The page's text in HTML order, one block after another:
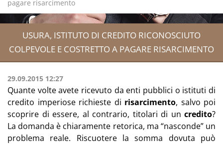
pagare risarcimento
USURA, ISTITUTO DI CREDITO RICONOSCIUTO
COLPEVOLE E COSTRETTO A PAGARE RISARCIMENTO
29.09.2015 12:27
Quante volte avete ricevuto da enti pubblici o istituti di
credito imperiose richieste di risarcimento, salvo poi
scoprire di essere, al contrario, titolari di un credito?
La domanda è chiaramente retorica, ma “nasconde” un
problema reale. Riscuotere la somma dovuta può